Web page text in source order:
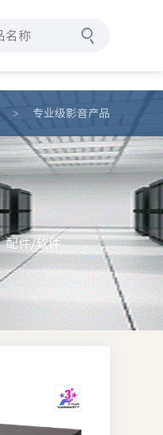
> 专业级影音产品
配件/软件